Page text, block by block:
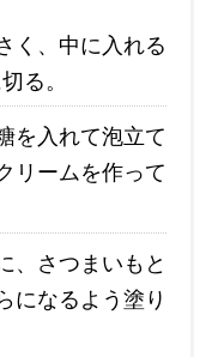
く、中に入れる
る。
を入れて泡立て
リームを作って
、さつまいもと
になるよう塗り